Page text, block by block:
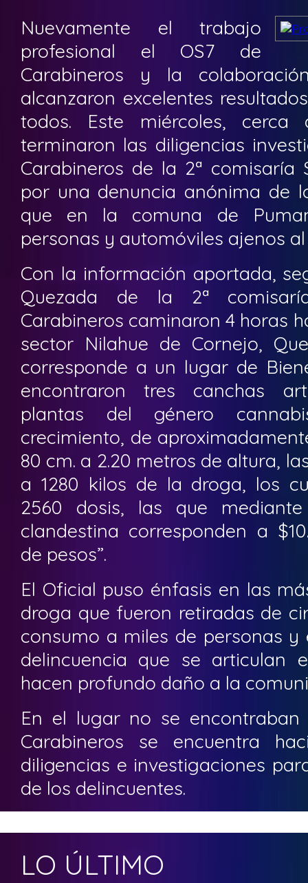
Nuevamente el trabajo
profesional el OS7 de
Carabineros y la
alcanzaron excelentes
todos. Este miércoles,
terminaron las diligencias
Carabineros de la 2ª comisaría
por una denuncia anónima de
que en la comuna de
personas y automóviles ajenos al
Con la información aportada,
Quezada de la 2ª
Carabineros caminaron 4 horas
sector Nilahue de Cornejo,
corresponde a un lugar de
encontraron tres canchas
plantas del género
crecimiento, de
80 cm. a 2.20 metros de altura,
a 1280 kilos de la droga, los
2560 dosis, las que
clandestina corresponden a
de pesos”.
El Oficial puso énfasis en las
droga que fueron retiradas de
consumo a miles de personas y
delincuencia que se articulan
hacen profundo daño a la
En el lugar no se
Carabineros se encuentra
diligencias e investigaciones
de los delincuentes.
LO ÚLTIMO